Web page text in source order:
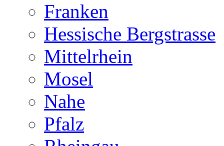
Franken
Hessische Bergstrasse
Mittelrhein
Mosel
Nahe
Pfalz